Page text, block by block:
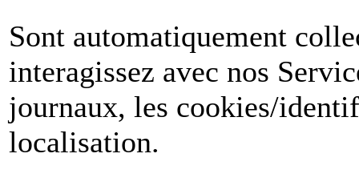
Sont automatiquement
interagissez avec nos
journaux, les cookies/
localisation.